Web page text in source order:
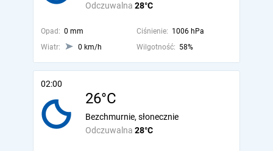
Odczuwalna 28°C
Opad: 0 mm Ciśnienie: 1006 hPa
Wiatr:
0 km/h Wilgotność: 58%
02:00
26°C
Odczuwalna 28°C
Bezchmurnie, słonecznie